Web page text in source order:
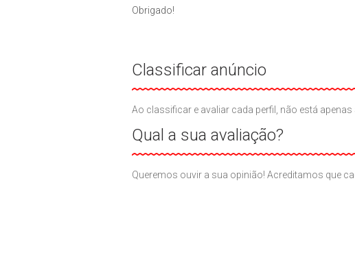
Obrigado!
Classificar anúncio
Ao classificar e avaliar cada perfil, não está
Qual a sua avaliação?
Queremos ouvir a sua opinião! Acreditamos que